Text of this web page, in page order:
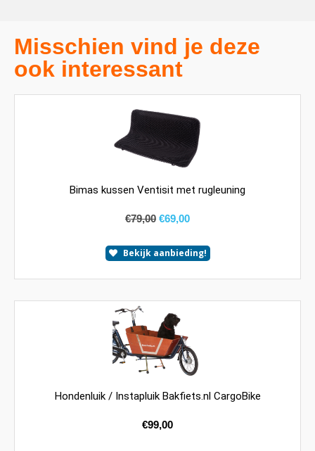
Misschien vind je deze
ook interessant
Bimas kussen Ventisit met rugleuning
€79,00 €69,00
Bekijk aanbieding!
Hondenluik / Instapluik Bakfiets.nl CargoBike
€99,00